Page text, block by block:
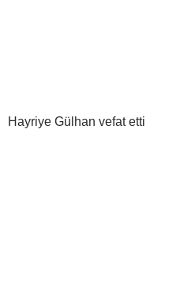
Hayriye Gülhan vefat etti